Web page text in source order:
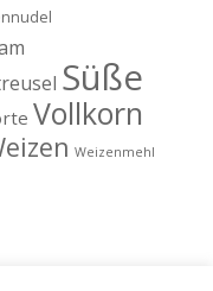
Süße
Vollkorn
Weizenmehl